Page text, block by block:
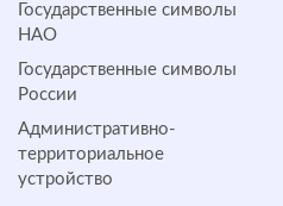
Государственные символы
НАО
Государственные символы
России
Административно-
территориальное
устройство